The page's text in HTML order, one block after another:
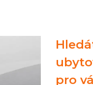
pro